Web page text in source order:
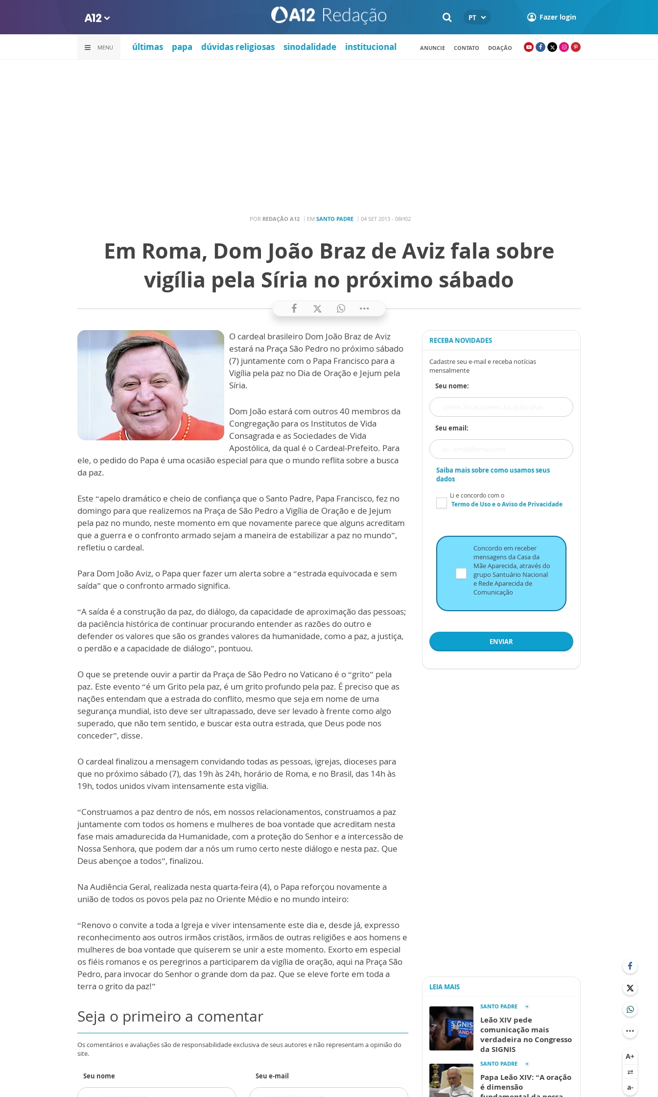
PT Fazer login
MENU últimas papa dúvidas religiosas sinodalidade institucional ANUNCIE CONTATO DOAÇÃO
POR REDAÇÃO A12 EM SANTO PADRE 04 SET 2013 - 08H02
Em Roma, Dom João Braz de Aviz fala sobre
vigília pela Síria no próximo sábado
O cardeal brasileiro Dom João Braz de Aviz
estará na Praça São Pedro no próximo sábado
(7) juntamente com o Papa Francisco para a
Vigília pela paz no Dia de Oração e Jejum pela
Síria.
Dom João estará com outros 40 membros da
Congregação para os Institutos de Vida
Consagrada e as Sociedades de Vida
Apostólica, da qual é o Cardeal-Prefeito. Para
ele, o pedido do Papa é uma ocasião especial para que o mundo reflita sobre a busca
da paz.
Este “apelo dramático e cheio de confiança que o Santo Padre, Papa Francisco, fez no
domingo para que realizemos na Praça de São Pedro a Vigília de Oração e de Jejum
pela paz no mundo, neste momento em que novamente parece que alguns acreditam
que a guerra e o confronto armado sejam a maneira de estabilizar a paz no mundo”,
refletiu o cardeal.
Para Dom João Aviz, o Papa quer fazer um alerta sobre a “estrada equivocada e sem
saída” que o confronto armado significa.
“A saída é a construção da paz, do diálogo, da capacidade de aproximação das pessoas;
da paciência histórica de continuar procurando entender as razões do outro e
defender os valores que são os grandes valores da humanidade, como a paz, a justiça,
o perdão e a capacidade de diálogo”, pontuou.
O que se pretende ouvir a partir da Praça de São Pedro no Vaticano é o “grito” pela
paz. Este evento “é um Grito pela paz, é um grito profundo pela paz. É preciso que as
nações entendam que a estrada do conflito, mesmo que seja em nome de uma
segurança mundial, isto deve ser ultrapassado, deve ser levado à frente como algo
superado, que não tem sentido, e buscar esta outra estrada, que Deus pode nos
conceder”, disse.
O cardeal finalizou a mensagem convidando todas as pessoas, igrejas, dioceses para
que no próximo sábado (7), das 19h às 24h, horário de Roma, e no Brasil, das 14h às
19h, todos unidos vivam intensamente esta vigília.
“Construamos a paz dentro de nós, em nossos relacionamentos, construamos a paz
juntamente com todos os homens e mulheres de boa vontade que acreditam nesta
fase mais amadurecida da Humanidade, com a proteção do Senhor e a intercessão de
Nossa Senhora, que podem dar a nós um rumo certo neste diálogo e nesta paz. Que
Deus abençoe a todos”, finalizou.
Na Audiência Geral, realizada nesta quarta-feira (4), o Papa reforçou novamente a
união de todos os povos pela paz no Oriente Médio e no mundo inteiro:
“Renovo o convite a toda a Igreja e viver intensamente este dia e, desde já, expresso
reconhecimento aos outros irmãos cristãos, irmãos de outras religiões e aos homens e
mulheres de boa vontade que quiserem se unir a este momento. Exorto em especial
os fiéis romanos e os peregrinos a participarem da vigília de oração, aqui na Praça São
Pedro, para invocar do Senhor o grande dom da paz. Que se eleve forte em toda a
terra o grito da paz!”
Seja o primeiro a comentar
Os comentários e avaliações são de responsabilidade exclusiva de seus autores e não representam a opinião do
site.
Seu nome Seu e-mail
RECEBA NOVIDADES
Cadastre seu e-mail e receba notícias
mensalmente
Seu nome:
Seu email:
Saiba mais sobre como usamos seus
dados
Li e concordo com o
Termo de Usoe oAviso de Privacidade
Concordo em receber
mensagens da Casa da
Mãe Aparecida, através do
grupo Santuário Nacional
e Rede Aparecida de
Comunicação
ENVIAR
LEIA MAIS
SANTO PADRE
Leão XIV pede
comunicação mais
verdadeira no Congresso
da SIGNIS
SANTO PADRE
Papa Leão XIV: “A oração
é dimensão